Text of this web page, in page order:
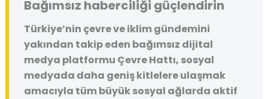
Bağımsız haberciliği güçlendirin
Türkiye’nin çevre ve iklim gündemini
yakından takip eden bağımsız dijital
medya platformu Çevre Hattı, sosyal
medyada daha geniş kitlelere ulaşmak
amacıyla tüm büyük sosyal ağlarda aktif